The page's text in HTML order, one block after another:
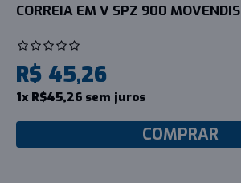
CORREIA EM V SPZ 900 MOVENDIS
R$ 45,26
1x R$45,26 sem juros
COMPRAR